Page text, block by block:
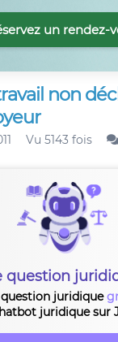
non
Vu 5143 fois
question
juridique
juridique sur
un rendez-